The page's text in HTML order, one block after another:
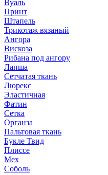
Вуаль
Принт
Штапель
Трикотаж вязаный
Ангора
Вискоза
Рибана под ангору
Лапша
Сетчатая ткань
Люрекс
Эластичная
Фатин
Сетка
Органза
Пальтовая ткань
Букле Твид
Плиссе
Мех
Соболь